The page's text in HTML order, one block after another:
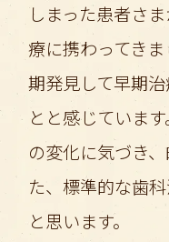
しまった患者さ
療に携わってき
期発見して早期
とと感じていま
の変化に気づき
た、標準的な歯
と思います。